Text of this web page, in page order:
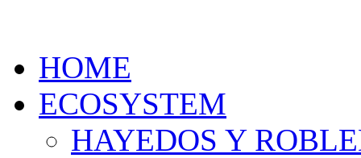
HOME
ECOSYSTEM
HAYEDOS Y